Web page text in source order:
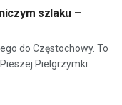
szlaku –
do Częstochowy. To
Pielgrzymki